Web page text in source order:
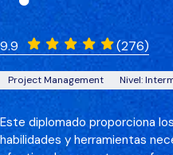
9.9 (276)
Project Management Nivel:
Este diplomado proporciona
habilidades y herramientas